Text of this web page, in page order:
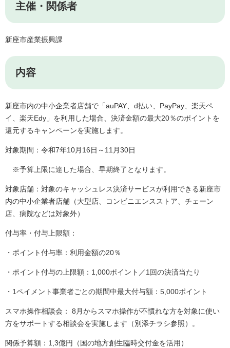
主催・関係者
新座市産業振興課
内容
新座市内の中小企業者店舗で「auPAY、d払い、PayPay、楽天ペ
イ、楽天Edy」を利用した場合、決済金額の最大20％のポイントを
還元するキャンペーンを実施します。
対象期間：令和7年10月16日～11月30日
※予算上限に達した場合、早期終了となります。
対象店舗：対象のキャッシュレス決済サービスが利用できる新座市
内の中小企業者店舗（大型店、コンビニエンスストア、チェーン
店、病院などは対象外）
付与率・付与上限額：
・ポイント付与率：利用金額の20％
・ポイント付与の上限額：1,000ポイント／1回の決済当たり
・1ペイメント事業者ごとの期間中最大付与額：5,000ポイント
スマホ操作相談会： 8月からスマホ操作が不慣れな方を対象に使い
方をサポートする相談会を実施します（別添チラシ参照）。
関係予算額：1,3億円（国の地方創生臨時交付金を活用）